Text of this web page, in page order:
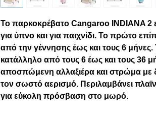
Το παρκοκρέβατο Cangaroo INDIANA 2
για ύπνο και για παιχνίδι. Το πρώτο
από την γέννησης έως και τους 6 μήνες.
κατάλληλο από τους 6 έως και τους 36
αποσπώμενη αλλαξιέρα και στρώμα με
τον σωστό αερισμό. Περιλαμβάνει
για εύκολη πρόσβαση στο μωρό.